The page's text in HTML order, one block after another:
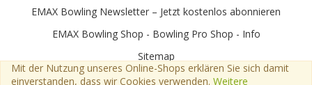
Mit der Nutzung unseres Online-Shops erklären Sie sich damit
einverstanden, dass wir Cookies verwenden. Weitere
EMAX Bowling Newsletter – Jetzt kostenlos abonnieren
EMAX Bowling Shop - Bowling Pro Shop - Info
Sitemap